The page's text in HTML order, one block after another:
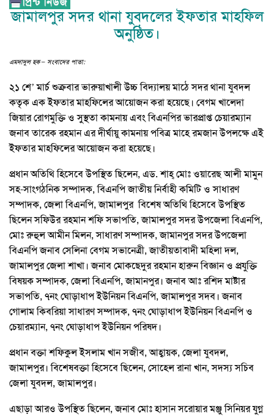
জামালপুর সদর থানা যুবদলের ইফতার মাহফিল
অনুষ্ঠিত।
এমদাদুল হক – সংবাদের পাতা:
২১ শে’ মার্চ শুক্রবার ভারুয়াখালী উচ্চ বিদ্যালয় মাঠে সদর থানা যুবদল
কতৃক এক ইফতার মাহফিলের আয়োজন করা হয়েছে। বেগম খালেদা
জিয়ার রোগমুক্তি ও সুস্থতা কামনায় এবং বিএনপির ভারপ্রাপ্ত চেয়ারম্যান
জনাব তারেক রহমান এর দীর্ঘায়ু কামনায় পবিত্র মাহে রমজান উপলক্ষে এই
ইফতার মাহফিলের আয়োজন করা হয়েছে।
প্রধান অতিথি হিসেবে উপস্থিত ছিলেন, এড. শাহ্ মোঃ ওয়ারেছ আলী মামুন
সহ-সাংগঠনিক সম্পাদক, বিএনপি জাতীয় নির্বাহী কমিটি ও সাধারণ
সম্পাদক, জেলা বিএনপি, জামালপুর বিশেষ অতিথি হিসেবে উপস্থিত
ছিলেন সফিউর রহমান শফি সভাপতি, জামালপুর সদর উপজেলা বিএনপি,
মোঃ রুহুল আমীন মিলন, সাধারণ সম্পাদক, জামানপুর সদর উপজেলা
বিএনপি জনাব সেলিনা বেগম সভানেত্রী, জাতীয়তাবাদী মহিলা দল,
জামালপুর জেলা শাখা। জনাব মোকছেদুর রহমান হারুন বিজ্ঞান ও প্রযুক্তি
বিষয়ক সম্পাদক, জেলা বিএনপি, জামানপুর। জনাব আঃ রশিদ মাষ্টার
সভাপতি, ৭নং ঘোড়াধাপ ইউনিয়ন বিএনপি, জামালপুর সদব। জনাব
গোলাম কিবরিয়া সাধারণ সম্পাদক, ৭নং ঘোড়াধাপ ইউনিয়ন বিএনপি ও
চেয়ারম্যান, ৭নং ঘোড়াধাপ ইউনিয়ন পরিষদ।
প্রধান বক্তা শফিকুল ইসলাম খান সজীব, আহ্বায়ক, জেলা যুবদল,
জামালপুর। বিশেষবক্তা হিসেবে ছিলেন, সোহেল রানা খান, সদস্য সচিব
জেলা যুবদল, জামালপুর।
এছাড়া আরও উপস্থিত ছিলেন, জনাব মোঃ হাসান সরোয়ার মঞ্জু সিনিয়র যুগ্ন